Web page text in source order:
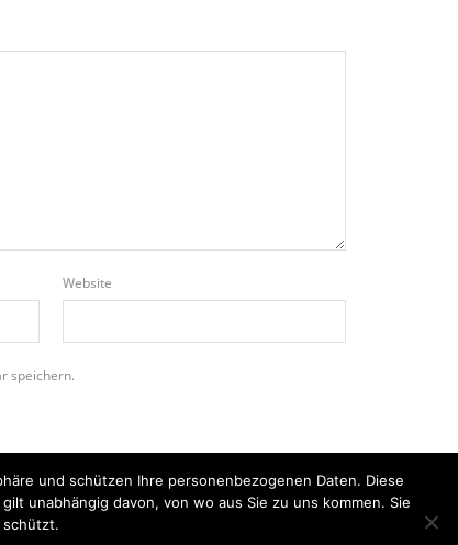
Website
speichern.
und schützen Ihre personenbezogenen Daten. Diese
unabhängig davon, von wo aus Sie zu uns kommen. Sie
schützt.